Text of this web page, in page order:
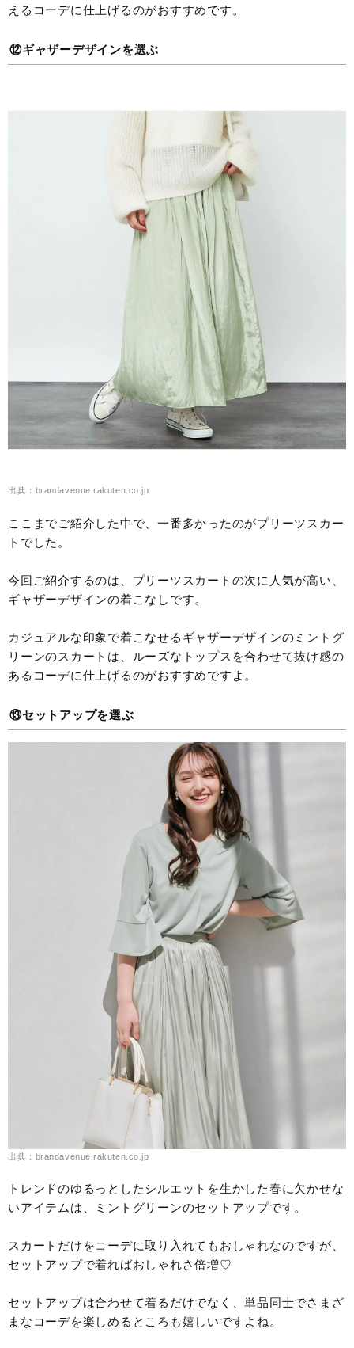
えるコーデに仕上げるのがおすすめです。
⑫ギャザーデザインを選ぶ
出典：brandavenue.rakuten.co.jp
ここまでご紹介した中で、一番多かったのがプリーツスカー
トでした。
今回ご紹介するのは、プリーツスカートの次に人気が高い、
ギャザーデザインの着こなしです。
カジュアルな印象で着こなせるギャザーデザインのミントグ
リーンのスカートは、ルーズなトップスを合わせて抜け感の
あるコーデに仕上げるのがおすすめですよ。
⑬セットアップを選ぶ
出典：brandavenue.rakuten.co.jp
トレンドのゆるっとしたシルエットを生かした春に欠かせな
いアイテムは、ミントグリーンのセットアップです。
スカートだけをコーデに取り入れてもおしゃれなのですが、
セットアップで着ればおしゃれさ倍増♡
セットアップは合わせて着るだけでなく、単品同士でさまざ
まなコーデを楽しめるところも嬉しいですよね。